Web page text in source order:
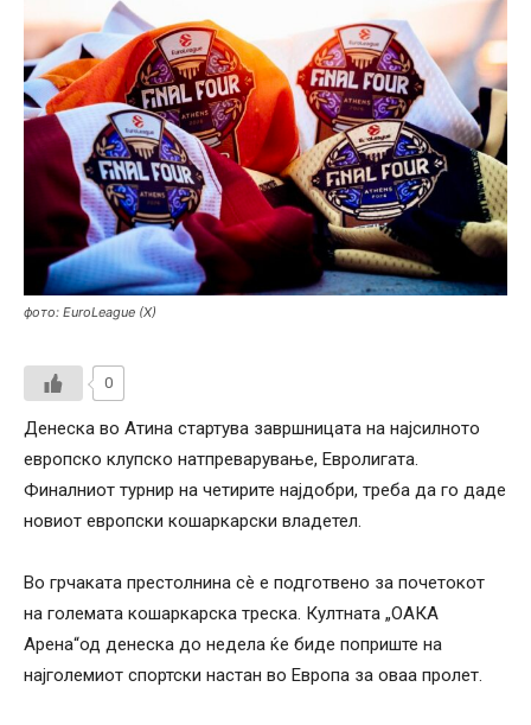
фото: EuroLeague (X)
0
Денеска во Атина стартува завршницата на најсилното
европско клупско натпреварување, Евролигата.
Финалниот турнир на четирите најдобри, треба да го даде
новиот европски кошаркарски владетел.
Во грчаката престолнина сè е подготвено за почетокот
на големата кошаркарска треска. Култната „ОАКА
Арена“од денеска до недела ќе биде поприште на
најголемиот спортски настан во Европа за оваа пролет.